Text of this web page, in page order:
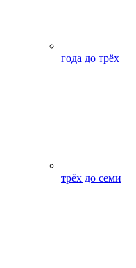
года до трёх
трёх до семи